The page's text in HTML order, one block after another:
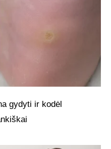
gydyti ir kodėl